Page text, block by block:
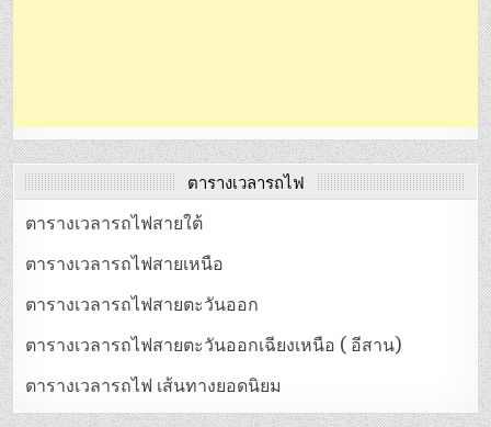
ตารางเวลารถไฟ
ตารางเวลารถไฟสายใต้
ตารางเวลารถไฟสายเหนือ
ตารางเวลารถไฟสายตะวันออก
ตารางเวลารถไฟสายตะวันออกเฉียงเหนือ ( อีสาน)
ตารางเวลารถไฟ เส้นทางยอดนิยม